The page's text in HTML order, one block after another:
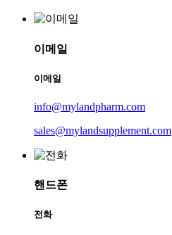
이메일
이메일
info@mylandpharm.com
sales@mylandsupplement.com
핸드폰
전화